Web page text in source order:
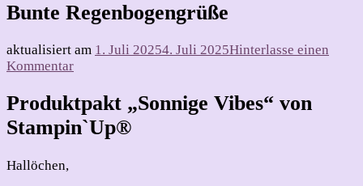
Bunte Regenbogengrüße
aktualisiert am 1. Juli 20254. Juli 2025Hinterlasse einen
Kommentarzu
Regenbogengrüße
Produktpakt „Sonnige Vibes“ von
Stampin`Up®
Hallöchen,